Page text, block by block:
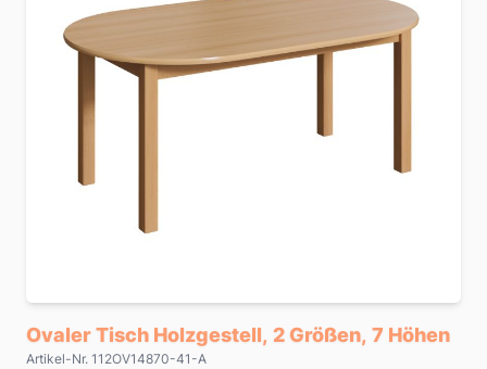
Ovaler Tisch Holzgestell, 2 Größen, 7 Höhen
Artikel-Nr. 112OV14870-41-A